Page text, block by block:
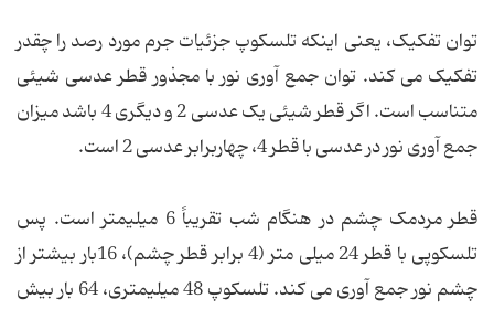
توان تفکیک، یعنی اینکه تلسکوپ جزئیات جرم مورد رصد را چقدر
تفکیک می کند. توان جمع آوری نور با مجذور قطر عدسی شیئی
متناسب است. اگر قطر شیئی یک عدسی 2 و دیگری 4 باشد میزان
جمع آوری نور در عدسی با قطر 4، چهاربرابر عدسی 2 است.
قطر مردمک چشم در هنگام شب تقریباً 6 میلیمتر است. پس
تلسکوپی با قطر 24 میلی متر (4 برابر قطر چشم)، 16بار بیشتر از
چشم نور جمع آوری می کند. تلسکوپ 48 میلیمتری، 64 بار بیش